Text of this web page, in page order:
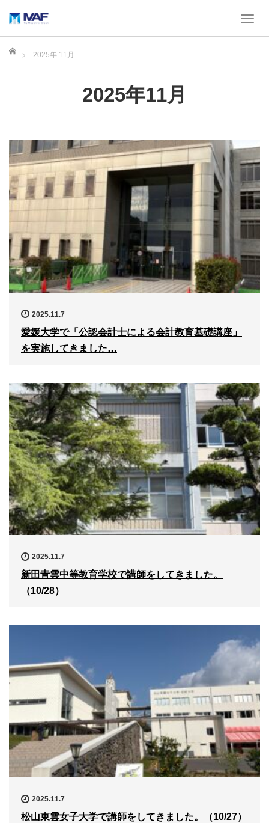
T
g
a
t
i
o
n
ホーム
2025年 11月
2025年11月
2025.11.7
愛媛大学で「公認会計士による会計教育基礎講座」
を実施してきました…
2025.11.7
新田青雲中等教育学校で講師をしてきました。
（10/28）
2025.11.7
松山東雲女子大学で講師をしてきました。（10/27）